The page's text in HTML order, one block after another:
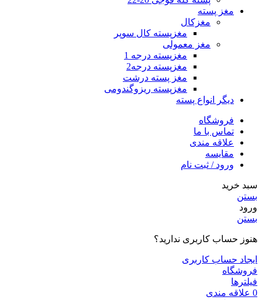
مغز پسته
مغزکال
مغزپسته کال سوپر
مغز معمولی
مغزپسته درجه 1
مغزپسته درجه2
مغز پسته درشت
مغزپسته ریزوگندومی
دیگر انواع پسته
فروشگاه
تماس با ما
علاقه مندی
مقایسه
ورود / ثبت نام
سبد خرید
بستن
ورود
بستن
هنوز حساب کاربری ندارید؟
ایجاد حساب کاربری
فروشگاه
فیلترها
0 علاقه مندی